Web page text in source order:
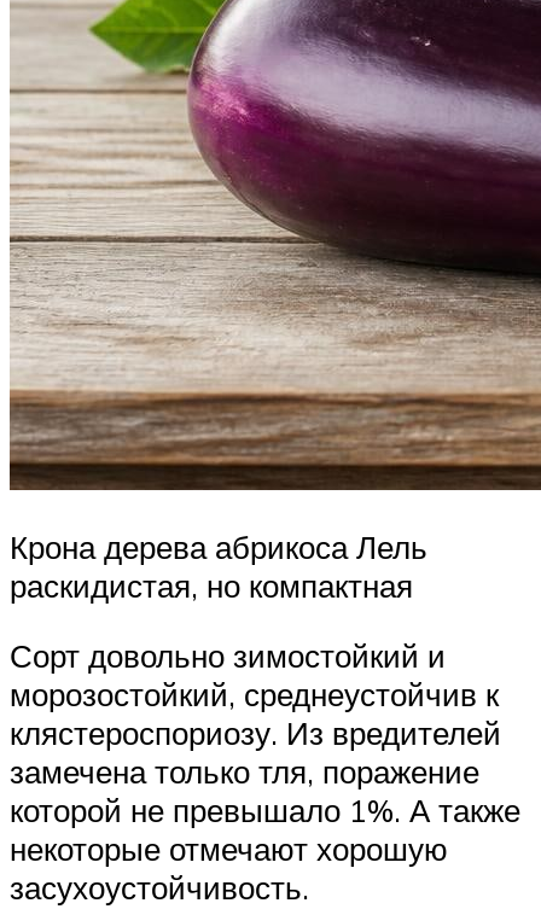
Крона дерева абрикоса Лель
раскидистая, но компактная
Сорт довольно зимостойкий и
морозостойкий, среднеустойчив к
клястероспориозу. Из вредителей
замечена только тля, поражение
которой не превышало 1%. А также
некоторые отмечают хорошую
засухоустойчивость.